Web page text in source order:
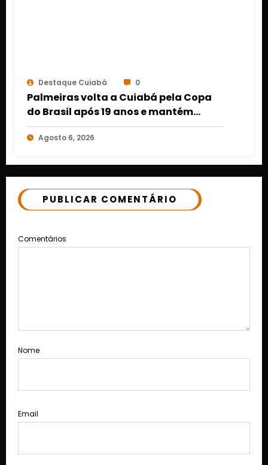
Destaque Cuiabá 0
Palmeiras volta a Cuiabá pela Copa
do Brasil após 19 anos e mantém
retrospecto invicto em Mato Grosso
Agosto 6, 2026
PUBLICAR COMENTÁRIO
Comentários
Nome
Email